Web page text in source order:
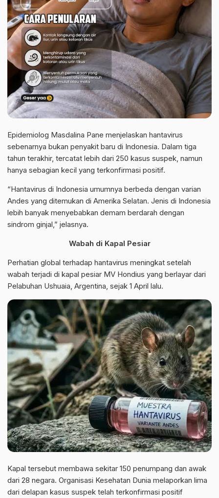
Epidemiolog Masdalina Pane menjelaskan hantavirus
sebenarnya bukan penyakit baru di Indonesia. Dalam tiga
tahun terakhir, tercatat lebih dari 250 kasus suspek, namun
hanya sebagian kecil yang terkonfirmasi positif.
“Hantavirus di Indonesia umumnya berbeda dengan varian
Andes yang ditemukan di Amerika Selatan. Jenis di Indonesia
lebih banyak menyebabkan demam berdarah dengan
sindrom ginjal,” jelasnya.
Wabah di Kapal Pesiar
Perhatian global terhadap hantavirus meningkat setelah
wabah terjadi di kapal pesiar MV Hondius yang berlayar dari
Pelabuhan Ushuaia, Argentina, sejak 1 April lalu.
Kapal tersebut membawa sekitar 150 penumpang dan awak
dari 28 negara. Organisasi Kesehatan Dunia melaporkan lima
dari delapan kasus suspek telah terkonfirmasi positif